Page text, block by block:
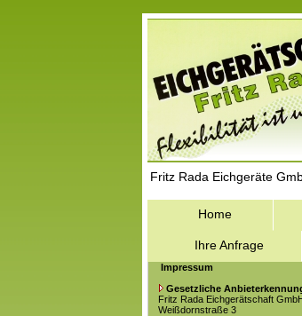
Fritz Rada Eichgeräte
Home
Ihre Anfrage
Impressum
Gesetzliche
Fritz Rada Eichgerätschaft
Weißdornstraße 3